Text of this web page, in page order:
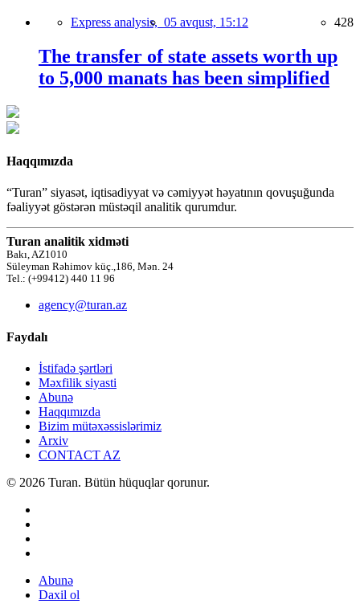
Express analysis, 05 avqust, 15:12 428
The transfer of state assets worth up
to 5,000 manats has been simplified
Haqqımızda
“Turan” siyasət, iqtisadiyyat və cəmiyyət həyatının qovuşuğunda
fəaliyyət göstərən müstəqil analitik qurumdur.
Turan analitik xidməti
Bakı, AZ1010
Süleyman Rəhimov küç.,186, Mən. 24
Tel.: (+99412) 440 11 96
agency@turan.az
Faydalı
İstifadə şərtləri
Məxfilik siyasti
Abunə
Haqqımızda
Bizim mütəxəssislərimiz
Arxiv
CONTACT AZ
© 2026 Turan. Bütün hüquqlar qorunur.
Abunə
Daxil ol